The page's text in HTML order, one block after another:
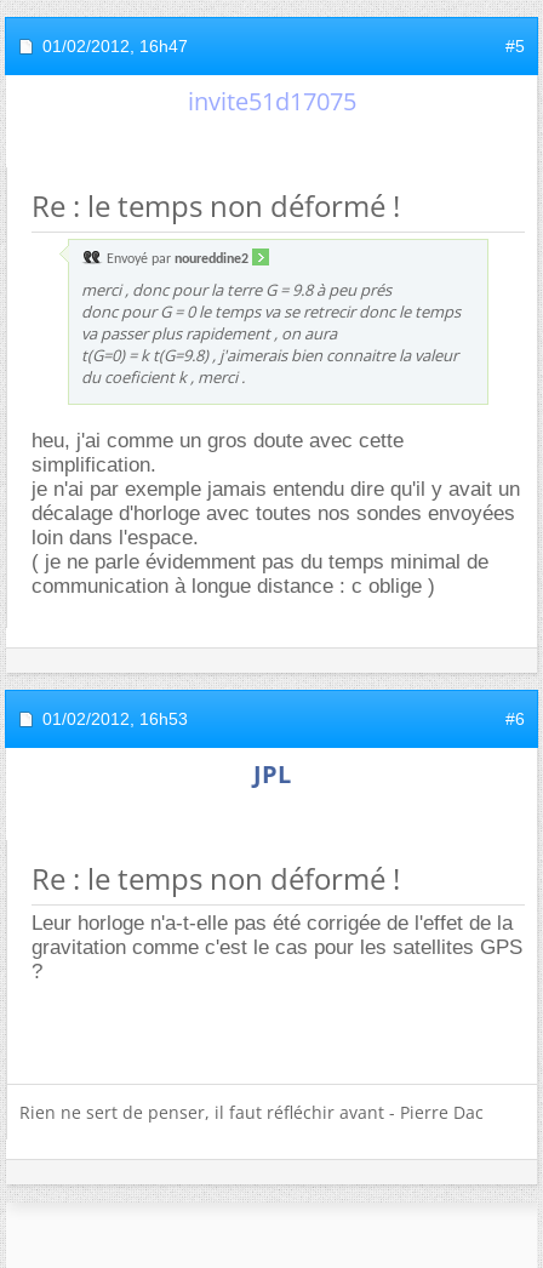
01/02/2012, 16h47 #5
invite51d17075
Re : le temps non déformé !
Envoyé par noureddine2
merci , donc pour la terre G = 9.8 à peu prés
donc pour G = 0 le temps va se retrecir donc le temps
va passer plus rapidement , on aura
t(G=0) = k t(G=9.8) , j'aimerais bien connaitre la valeur
du coeficient k , merci .
heu, j'ai comme un gros doute avec cette
simplification.
je n'ai par exemple jamais entendu dire qu'il y avait un
décalage d'horloge avec toutes nos sondes envoyées
loin dans l'espace.
( je ne parle évidemment pas du temps minimal de
communication à longue distance : c oblige )
01/02/2012, 16h53 #6
JPL
Re : le temps non déformé !
Leur horloge n'a-t-elle pas été corrigée de l'effet de la
gravitation comme c'est le cas pour les satellites GPS
?
Rien ne sert de penser, il faut réfléchir avant - Pierre Dac